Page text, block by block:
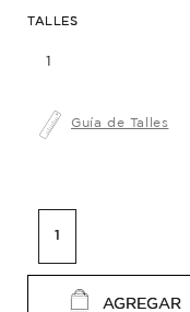
TALLES
1
Guía de Talles
AGREGAR